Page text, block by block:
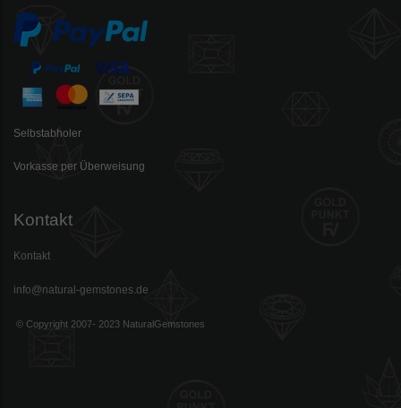
Selbstabholer
Vorkasse per Überweisung
Kontakt
Kontakt
info@natural-gemstones.de
© Copyright 2007- 2023 NaturalGemstones